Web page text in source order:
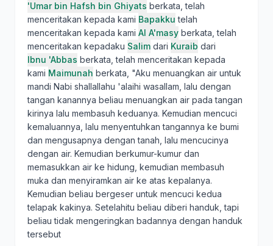
'Umar bin Hafsh bin Ghiyats berkata, telah
menceritakan kepada kami Bapakku telah
menceritakan kepada kami Al A'masy berkata, telah
menceritakan kepadaku Salim dari Kuraib dari
Ibnu 'Abbas berkata, telah menceritakan kepada
kami Maimunah berkata, "Aku menuangkan air untuk
mandi Nabi shallallahu 'alaihi wasallam, lalu dengan
tangan kanannya beliau menuangkan air pada tangan
kirinya lalu membasuh keduanya. Kemudian mencuci
kemaluannya, lalu menyentuhkan tangannya ke bumi
dan mengusapnya dengan tanah, lalu mencucinya
dengan air. Kemudian berkumur-kumur dan
memasukkan air ke hidung, kemudian membasuh
muka dan menyiramkan air ke atas kepalanya.
Kemudian beliau bergeser untuk mencuci kedua
telapak kakinya. Setelahitu beliau diberi handuk, tapi
beliau tidak mengeringkan badannya dengan handuk
tersebut